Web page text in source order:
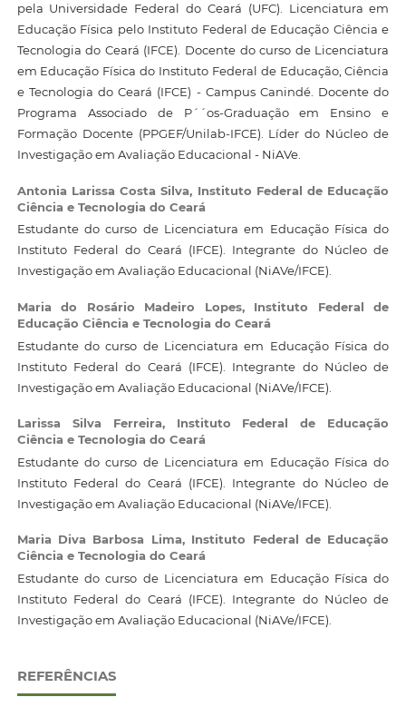
pela Universidade Federal do Ceará (UFC). Licenciatura em
Educação Física pelo Instituto Federal de Educação Ciência e
Tecnologia do Ceará (IFCE). Docente do curso de Licenciatura
em Educação Física do Instituto Federal de Educação, Ciência
e Tecnologia do Ceará (IFCE) - Campus Canindé. Docente do
Programa Associado de P´´os-Graduação em Ensino e
Formação Docente (PPGEF/Unilab-IFCE). Líder do Núcleo de
Investigação em Avaliação Educacional - NiAVe.
Antonia Larissa Costa Silva, Instituto Federal de Educação
Ciência e Tecnologia do Ceará
Estudante do curso de Licenciatura em Educação Física do
Instituto Federal do Ceará (IFCE). Integrante do Núcleo de
Investigação em Avaliação Educacional (NiAVe/IFCE).
Maria do Rosário Madeiro Lopes, Instituto Federal de
Educação Ciência e Tecnologia do Ceará
Estudante do curso de Licenciatura em Educação Física do
Instituto Federal do Ceará (IFCE). Integrante do Núcleo de
Investigação em Avaliação Educacional (NiAVe/IFCE).
Larissa Silva Ferreira, Instituto Federal de Educação
Ciência e Tecnologia do Ceará
Estudante do curso de Licenciatura em Educação Física do
Instituto Federal do Ceará (IFCE). Integrante do Núcleo de
Investigação em Avaliação Educacional (NiAVe/IFCE).
Maria Diva Barbosa Lima, Instituto Federal de Educação
Ciência e Tecnologia do Ceará
Estudante do curso de Licenciatura em Educação Física do
Instituto Federal do Ceará (IFCE). Integrante do Núcleo de
Investigação em Avaliação Educacional (NiAVe/IFCE).
REFERÊNCIAS